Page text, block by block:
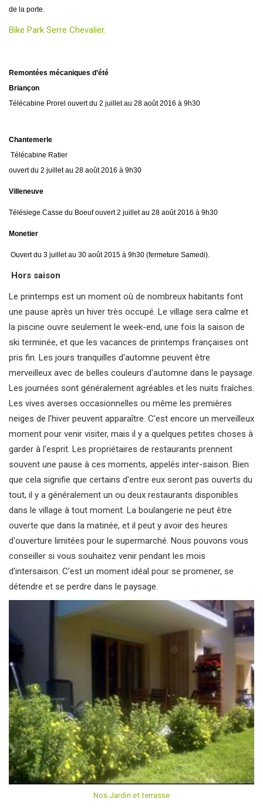
de la porte.
Bike Park Serre Chevalier.
Remontées mécaniques d’été
Briançon
Télécabine Prorel ouvert du 2 juillet au 28 août 2016 à 9h30
Chantemerle
Télécabine Ratier
ouvert du 2 juillet au 28 août 2016 à 9h30
Villeneuve
Télésiege Casse du Boeuf ouvert 2 juillet au 28 août 2016 à 9h30
Monetier
Ouvert du 3 juillet au 30 août 2015 à 9h30 (fermeture Samedi).
Hors saison
Le printemps est un moment où de nombreux habitants font
une pause après un hiver très occupé. Le village sera calme et
la piscine ouvre seulement le week-end, une fois la saison de
ski terminée, et que les vacances de printemps françaises ont
pris fin. Les jours tranquilles d'automne peuvent être
merveilleux avec de belles couleurs d'automne dans le paysage.
Les journées sont généralement agréables et les nuits fraîches.
Les vives averses occasionnelles ou même les premières
neiges de l'hiver peuvent apparaître. C’est encore un merveilleux
moment pour venir visiter, mais il y a quelques petites choses à
garder à l'esprit. Les propriétaires de restaurants prennent
souvent une pause à ces moments, appelés inter-saison. Bien
que cela signifie que certains d'entre eux seront pas ouverts du
tout, il y a généralement un ou deux restaurants disponibles
dans le village à tout moment. La boulangerie ne peut être
ouverte que dans la matinée, et il peut y avoir des heures
d'ouverture limitées pour le supermarché. Nous pouvons vous
conseiller si vous souhaitez venir pendant les mois
d'intersaison. C’est un moment idéal pour se promener, se
détendre et se perdre dans le paysage.
Nos Jardin et terrasse